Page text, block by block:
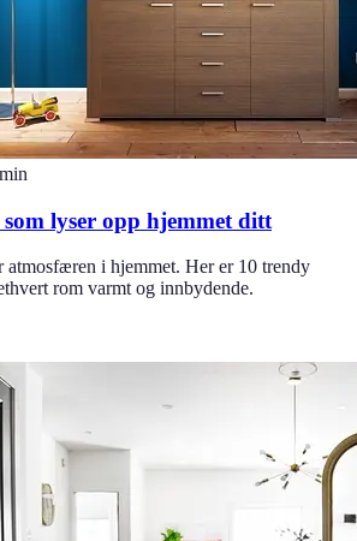
min
lyser opp hjemmet ditt
atmosfæren i hjemmet. Her er 10 trendy
rom varmt og innbydende.